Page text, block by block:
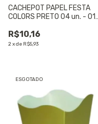
CACHEPOT PAPEL FESTA
COLORS PRETO 04 un. - 01
R$10,16
2xde R$5,93
ESGOTADO